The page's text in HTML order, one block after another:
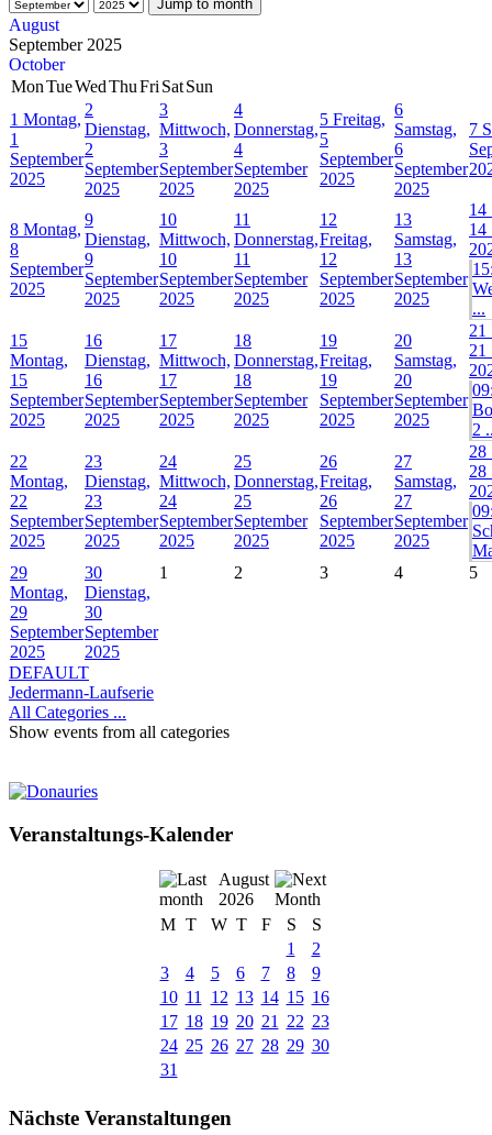
Jump to month
August
September 2025
October
MonTueWedThuFri SatSun
1 Montag,
1
September
2025
2
Dienstag,
2
September
2025
3
Mittwoch,
3
September
2025
4
Donnerstag,
4
September
2025
5 Freitag,
5
September
2025
6
Samstag,
6
September
2025
7
8 Montag,
8
September
2025
9
Dienstag,
9
September
2025
10
Mittwoch,
10
September
2025
11
Donnerstag,
11
September
2025
12
Freitag,
12
September
2025
13
Samstag,
13
September
2025
14
14
...
15
Montag,
15
September
2025
16
Dienstag,
16
September
2025
17
Mittwoch,
17
September
2025
18
Donnerstag,
18
September
2025
19
Freitag,
19
September
2025
20
Samstag,
20
September
2025
21
21
2
22
Montag,
22
September
2025
23
Dienstag,
23
September
2025
24
Mittwoch,
24
September
2025
25
Donnerstag,
25
September
2025
26
Freitag,
26
September
2025
27
Samstag,
27
September
2025
28
28
29
Montag,
29
September
2025
30
Dienstag,
30
September
2025
1 2 3 4 5
DEFAULT
Jedermann-Laufserie
All Categories ...
Show events from all categories
Veranstaltungs-Kalender
August
2026
M T W T F S
S
1
2
3
4 5 6 7 8
9
10 11 12 13 14 15 16
17 18 19 20 21 22 23
24 25 26 27 28 29 30
31
Nächste Veranstaltungen